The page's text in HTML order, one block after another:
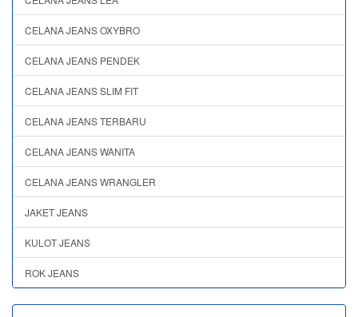
CELANA JEANS OXYBRO
CELANA JEANS PENDEK
CELANA JEANS SLIM FIT
CELANA JEANS TERBARU
CELANA JEANS WANITA
CELANA JEANS WRANGLER
JAKET JEANS
KULOT JEANS
ROK JEANS